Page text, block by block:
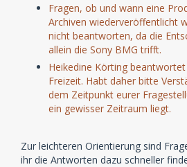
Fragen, ob und wann eine
Archiven wiederveröffentlicht
nicht beantworten, da die
allein die Sony BMG trifft.
Heikedine Körting
Freizeit. Habt daher bitte
dem Zeitpunkt eurer
ein gewisser Zeitraum liegt.
Zur leichteren Orientierung sind
ihr die Antworten dazu schneller